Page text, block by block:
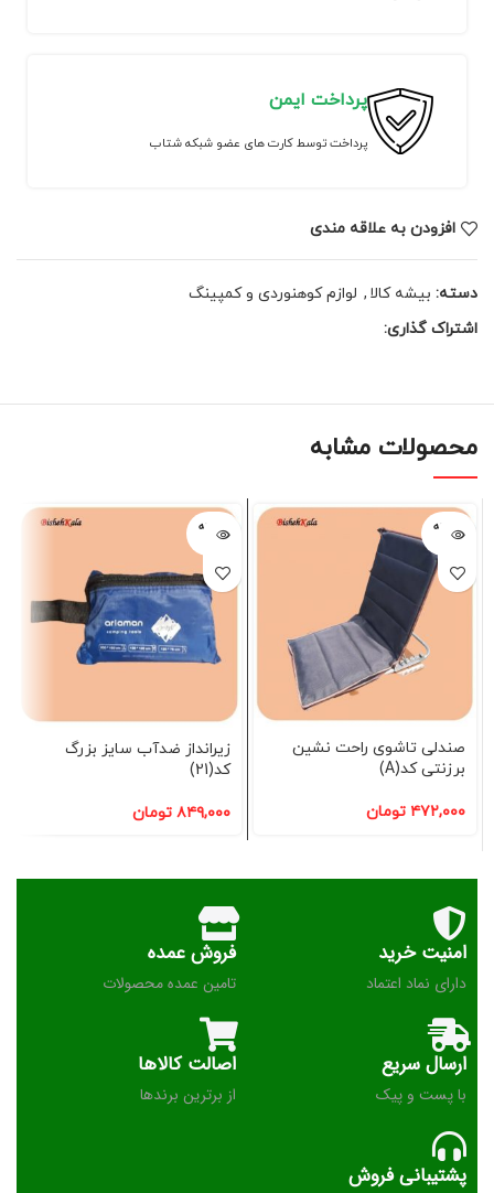
پرداخت ایمن
پرداخت توسط کارت های عضو شبکه شتاب
افزودن به علاقه مندی
دسته: بیشه کالا , لوازم کوهنوردی و کمپینگ
اشتراک گذاری:
محصولات مشابه
فروخته
شده
صندلی تاشوی راحت نشین
برزنتی کد(A)
۴۷۲,۰۰۰ تومان
فروخته
شده
زیرانداز ضدآب سایز بزرگ
کد(21)
۸۴۹,۰۰۰ تومان
امنیت خرید
دارای نماد اعتماد
فروش عمده
تامین عمده محصولات
ارسال سریع
با پست و پیک
اصالت کالاها
از برترین برندها
پشتیبانی فروش